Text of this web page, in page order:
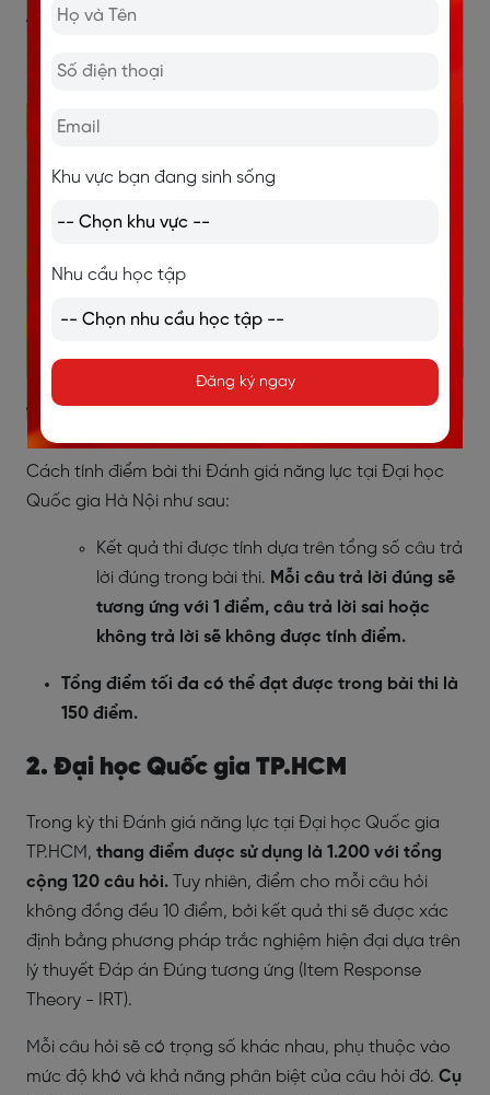
V. Cách tính điểm thi đánh giá
năng lực 2023
1. Đại học Quốc gia Hà Nội
Cách tính điểm bài thi Đánh giá năng lực tại Đại học
Quốc gia Hà Nội như sau:
Kết quả thi được tính dựa trên tổng số câu trả
lời đúng trong bài thi. Mỗi câu trả lời đúng sẽ
tương ứng với 1 điểm, câu trả lời sai hoặc
không trả lời sẽ không được tính điểm.
Tổng điểm tối đa có thể đạt được trong bài thi là
150 điểm.
2. Đại học Quốc gia TP.HCM
Trong kỳ thi Đánh giá năng lực tại Đại học Quốc gia
TP.HCM, thang điểm được sử dụng là 1.200 với tổng
cộng 120 câu hỏi.
Tuy nhiên, điểm cho mỗi câu hỏi
không đồng đều 10 điểm, bởi kết quả thi sẽ được xác
định bằng phương pháp trắc nghiệm hiện đại dựa trên
lý thuyết Đáp án Đúng tương ứng (Item Response
Theory - IRT).
Mỗi câu hỏi sẽ có trọng số khác nhau, phụ thuộc vào
mức độ khó và khả năng phân biệt của câu hỏi đó. Cụ
Khu vực bạn đang sinh sống
Nhu cầu học tập
Đăng ký ngay